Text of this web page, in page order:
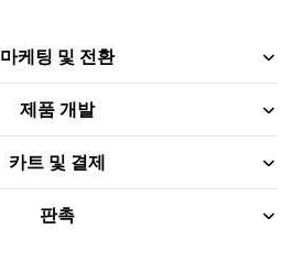
마케팅 및 전환
제품 개발
카트 및 결제
판촉